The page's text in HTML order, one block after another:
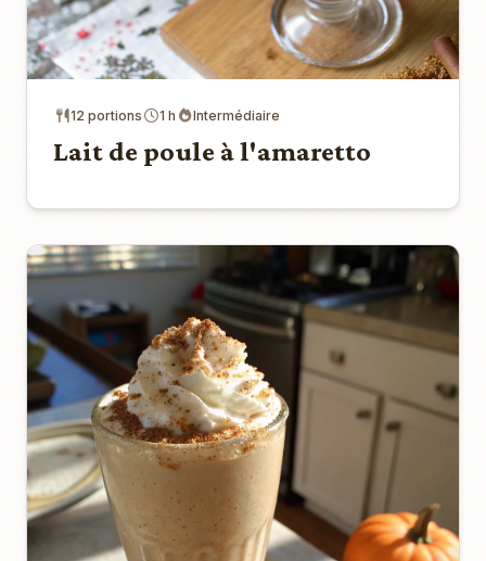
12 portions 1 h Intermédiaire
Lait de poule à l'amaretto